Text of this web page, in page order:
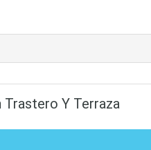
Trastero Y Terraza